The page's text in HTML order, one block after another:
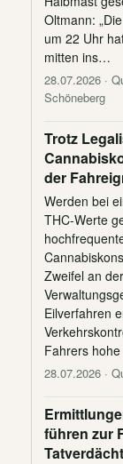
Oltmann:
um 22 Uhr
mitten ins…
28.07.2026 ·
Schöneberg
Trotz
der
Werden bei
THC-Werte
Zweifel an
Eilverfahren
Fahrers
28.07.2026 ·
führen zur